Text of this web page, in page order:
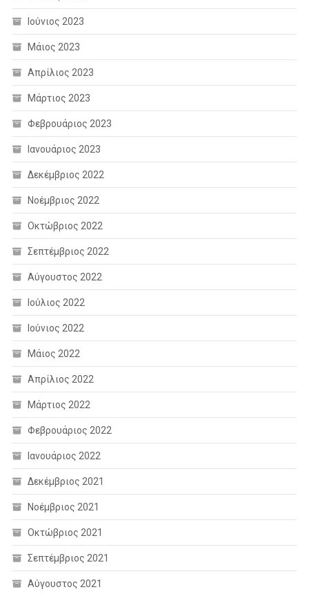
Ιούνιος 2023
Μάιος 2023
Απρίλιος 2023
Μάρτιος 2023
Φεβρουάριος 2023
Ιανουάριος 2023
Δεκέμβριος 2022
Νοέμβριος 2022
Οκτώβριος 2022
Σεπτέμβριος 2022
Αύγουστος 2022
Ιούλιος 2022
Ιούνιος 2022
Μάιος 2022
Απρίλιος 2022
Μάρτιος 2022
Φεβρουάριος 2022
Ιανουάριος 2022
Δεκέμβριος 2021
Νοέμβριος 2021
Οκτώβριος 2021
Σεπτέμβριος 2021
Αύγουστος 2021